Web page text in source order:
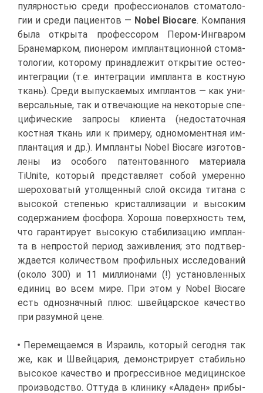
пу­ляр­но­стью сре­ди про­фес­си­о­на­лов сто­ма­то­ло­
гии и сре­ди па­ци­ен­тов — Nobel Biocare. Ком­па­ния
бы­ла от­кры­та про­фес­со­ром Пе­ром-Инг­ва­ром
Бра­не­мар­ком, пи­о­не­ром им­план­та­ци­он­ной сто­ма­
то­ло­гии, ко­то­ро­му при­над­ле­жит от­кры­тие остео­
ин­те­гра­ции (т.е. ин­те­гра­ции им­план­та в кост­ную
ткань). Сре­ди вы­пус­ка­е­мых им­план­тов — как уни­
вер­саль­ные, так и от­ве­ча­ю­щие на неко­то­рые спе­
ци­фи­че­ские за­про­сы кли­ен­та (недо­ста­точ­ная
кост­ная ткань или к при­ме­ру, од­но­мо­мент­ная им­
план­та­ция и др.). Им­план­ты Nobel Biocare из­го­тов­
ле­ны из осо­бо­го па­тен­то­ван­но­го ма­те­ри­а­ла
TiUnite, ко­то­рый пред­став­ля­ет со­бой уме­рен­но
ше­ро­хо­ва­тый утол­щен­ный слой ок­си­да ти­та­на с
вы­со­кой сте­пе­нью кри­стал­ли­за­ции и вы­со­ким
со­дер­жа­ни­ем фос­фо­ра. Хо­ро­ша по­верх­ность тем,
что га­ран­ти­ру­ет вы­со­кую ста­би­ли­за­цию им­план­
та в непро­стой пе­ри­од за­жив­ле­ния; это под­твер­
жда­ет­ся ко­ли­че­ством про­филь­ных ис­сле­до­ва­ний
(око­ло 300) и 11 мил­ли­о­на­ми (!) уста­нов­лен­ных
еди­ниц во всем ми­ре. При этом у Nobel Biocare
есть од­но­знач­ный плюс: швей­цар­ское ка­че­ство
при ра­зум­ной цене.
Пе­ре­ме­ща­ем­ся в Из­ра­иль, ко­то­рый се­год­ня так
же, как и Швей­ца­рия, де­мон­стри­ру­ет ста­биль­но
вы­со­кое ка­че­ство и про­грес­сив­ное ме­ди­цин­ское
про­из­вод­ство. От­ту­да в кли­ни­ку «Ала­ден» при­бы­